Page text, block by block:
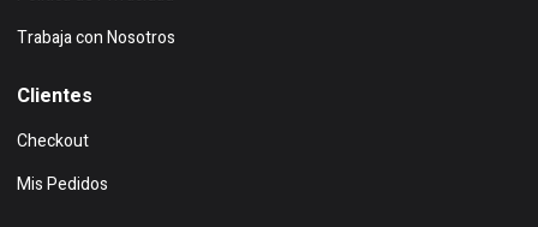
Trabaja con Nosotros
Clientes
Checkout
Mis Pedidos